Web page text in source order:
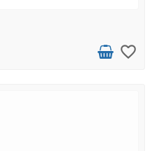
favorite_border